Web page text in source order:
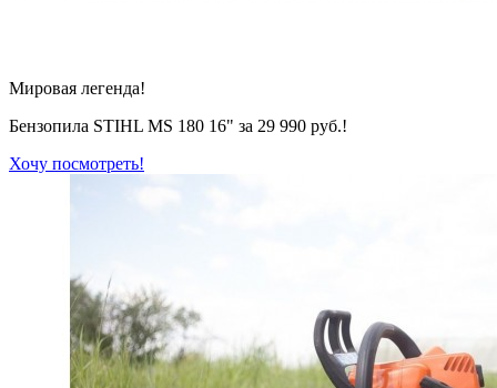
Мировая легенда!
Бензопила STIHL MS 180 16" за 29 990 руб.!
Хочу посмотреть!